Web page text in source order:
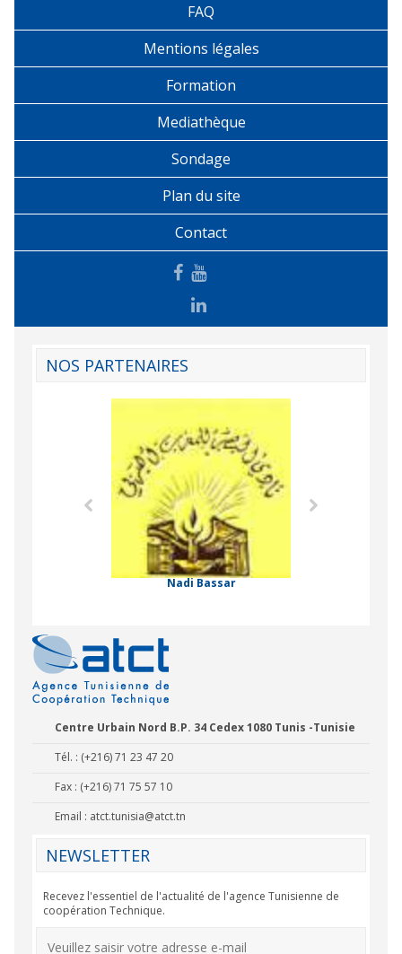
FAQ
Mentions légales
Formation
Mediathèque
Sondage
Plan du site
Contact
NOS PARTENAIRES
Nadi Bassar
Centre Urbain Nord B.P. 34 Cedex 1080 Tunis -Tunisie
Tél. : (+216) 71 23 47 20
Fax : (+216) 71 75 57 10
Email : atct.tunisia@atct.tn
NEWSLETTER
Recevez l'essentiel de l'actualité de l'agence Tunisienne de
coopération Technique.